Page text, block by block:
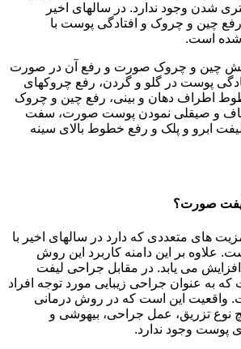
شدن وجود ندارد. در سالهای اخیر
رفع چین و چروک و افتادگی پوست با
شده است.
کاهش چین و چروک صورت و رفع آن در صورت
پوست در گلو و گردن، رفع چروکهای
اطراف دهان و بینی، رفع چین و چروک
صاف و صیقلی نمودن پوست صورت، سفت
ابرو و پلک و رفع خطوط بالای سینه
لیفت صورت؟
مزیت های متعددی که دارد در سالهای اخیر با
علاوه بر این دامنه کاربرد این روش
افزایش می یابد. در مقابل جراحی لیفت
به عنوان جراحی زیبایی مورد توجه افراد
واقعیت این است که در روش درمانی
نوع تزریق، عمل جراحی، بیهوشی و
پوست وجود ندارد.